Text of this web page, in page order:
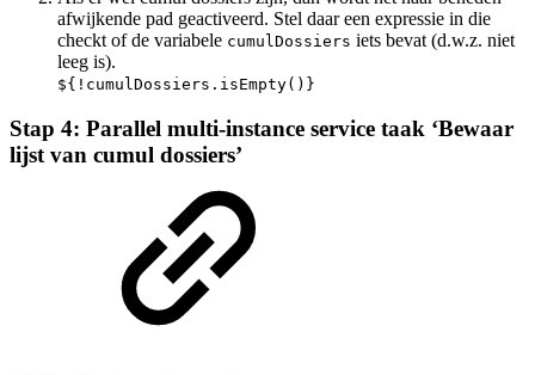
afwijkende pad geactiveerd. Stel daar een expressie in die
checkt of de variabele cumulDossiers iets bevat (d.w.z. niet
leeg is).
${!cumulDossiers.isEmpty()}
Stap 4: Parallel multi-instance service taak ‘Bewaar
lijst van cumul dossiers’